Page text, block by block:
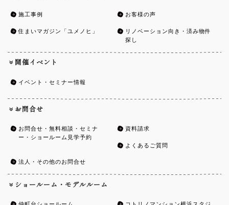
施工事例 お客様の声
住まいマガジン「ユメノヒ」
リノベーション向き・済み物件
探し
開催イベント
イベント・セミナー情報
お問合せ
お問合せ・無料相談・セミナ
ー・ショールーム見学予約
資料請求
よくあるご質問
法人・その他のお問合せ
ショールーム・モデルルーム